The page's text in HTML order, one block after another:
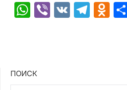
WhatsApp
Viber
VK
ПОИСК